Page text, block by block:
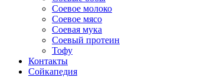
Соевое молоко
Соевое мясо
Соевая мука
Соевый протеин
Тофу
Контакты
Сойкапедия